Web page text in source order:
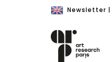
Newsletter |